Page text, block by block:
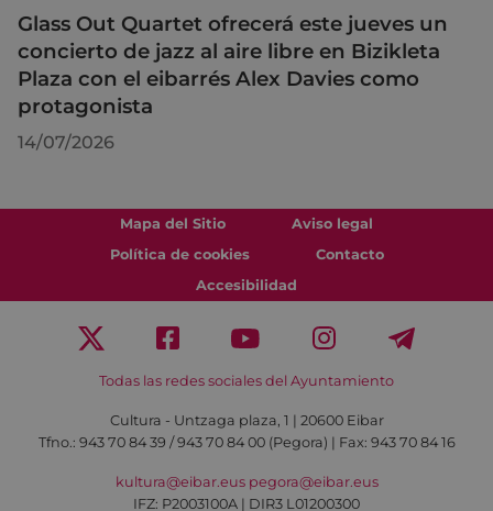
Glass Out Quartet ofrecerá este jueves un
concierto de jazz al aire libre en Bizikleta
Plaza con el eibarrés Alex Davies como
protagonista
14/07/2026
Mapa del Sitio
Aviso legal
Política de cookies
Contacto
Accesibilidad
Todas las redes sociales del Ayuntamiento
Cultura - Untzaga plaza, 1 | 20600 Eibar
Tfno.: 943 70 84 39 / 943 70 84 00 (Pegora) | Fax: 943 70 84 16
kultura@eibar.eus pegora@eibar.eus
IFZ: P2003100A | DIR3 L01200300